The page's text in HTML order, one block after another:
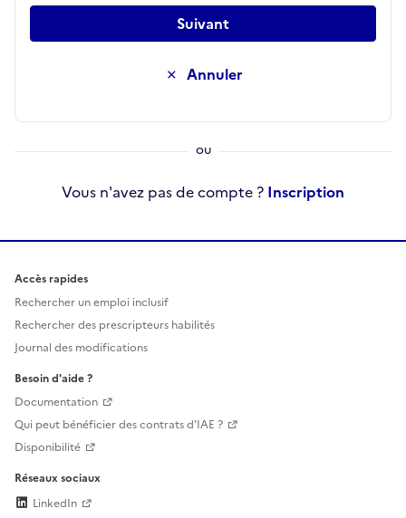
Annuler
Suivant
Vous n'avez pas de compte ? Inscription
Accès rapides
Rechercher un emploi inclusif
Rechercher des prescripteurs habilités
Journal des modifications
Besoin d'aide ?
Documentation
Qui peut bénéficier des contrats d'IAE ?
Disponibilité
Réseaux sociaux
LinkedIn